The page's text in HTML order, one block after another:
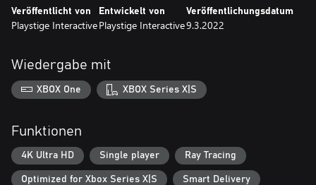
Veröffentlicht von
Playstige Interactive
Entwickelt von
Playstige Interactive
Veröffentlichungsdatum
9.3.2022
Wiedergabe mit
XBOX One XBOX Series X|S
Funktionen
4K Ultra HD Single player Ray Tracing
Optimized for Xbox Series X|S Smart Delivery